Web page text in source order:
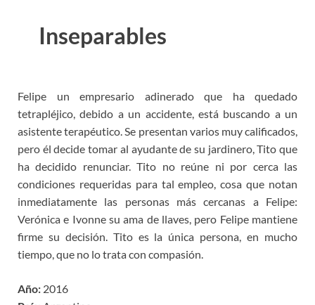
Inseparables
Felipe un empresario adinerado que ha quedado
tetrapléjico, debido a un accidente, está buscando a un
asistente terapéutico. Se presentan varios muy calificados,
pero él decide tomar al ayudante de su jardinero, Tito que
ha decidido renunciar. Tito no reúne ni por cerca las
condiciones requeridas para tal empleo, cosa que notan
inmediatamente las personas más cercanas a Felipe:
Verónica e Ivonne su ama de llaves, pero Felipe mantiene
firme su decisión. Tito es la única persona, en mucho
tiempo, que no lo trata con compasión.
Año: 2016